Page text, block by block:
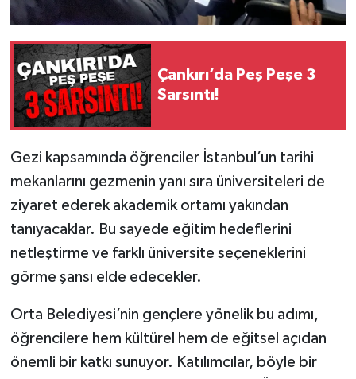
Çankırı’da Peş Peşe 3
Sarsıntı!
Gezi kapsamında öğrenciler İstanbul’un tarihi
mekanlarını gezmenin yanı sıra üniversiteleri de
ziyaret ederek akademik ortamı yakından
tanıyacaklar. Bu sayede eğitim hedeflerini
netleştirme ve farklı üniversite seçeneklerini
görme şansı elde edecekler.
Orta Belediyesi’nin gençlere yönelik bu adımı,
öğrencilere hem kültürel hem de eğitsel açıdan
önemli bir katkı sunuyor. Katılımcılar, böyle bir